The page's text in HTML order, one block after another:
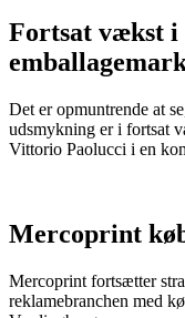
Fortsat vækst i
Det er opmuntrende at
udsmykning er i fortsat
Vittorio Paolucci i en
Mercoprint
Mercoprint fortsætter
reklamebranchen med